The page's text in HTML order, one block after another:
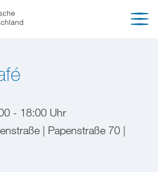
- 18:00 Uhr
| Papenstraße 70 |